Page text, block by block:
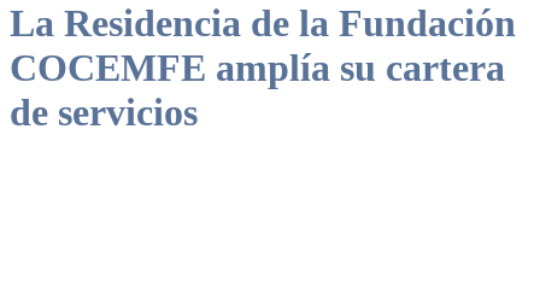
La Residencia de la Fundación
COCEMFE amplía su cartera
de servicios